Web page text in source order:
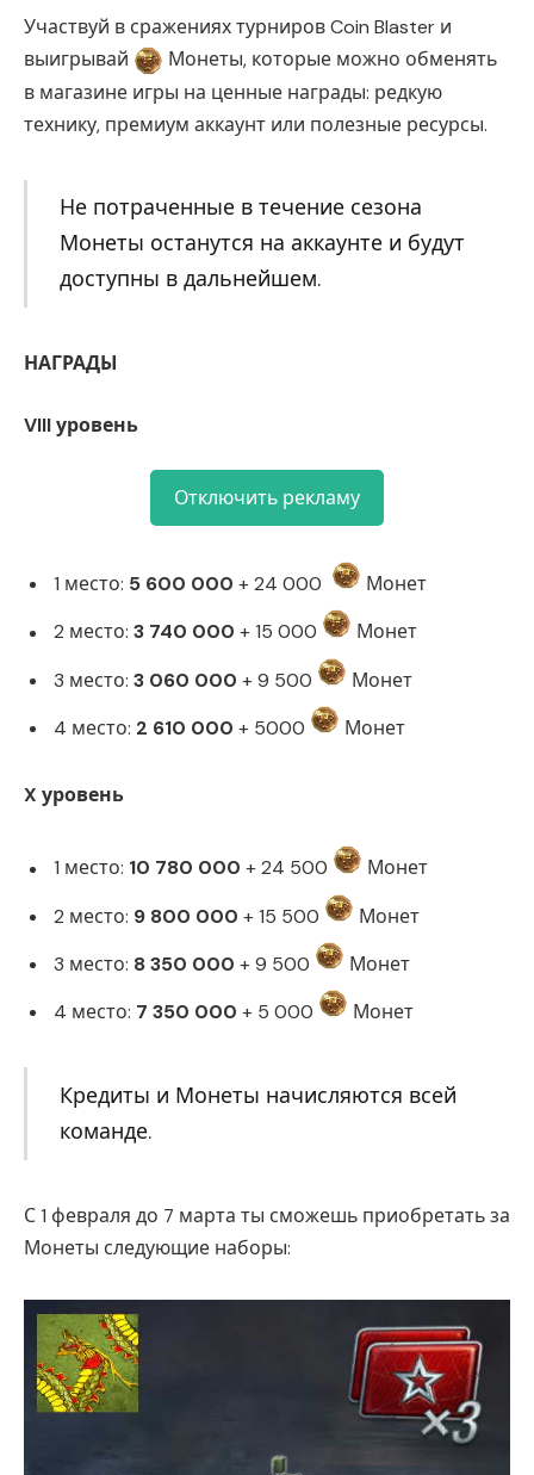
Участвуй в сражениях турниров Coin Blaster и
выигрывай
Монеты, которые можно обменять
в магазине игры на ценные награды: редкую
технику, премиум аккаунт или полезные ресурсы.
Не потраченные в течение сезона
Монеты останутся на аккаунте и будут
доступны в дальнейшем.
НАГРАДЫ
VIII уровень
Отключить рекламу
1 место: 5 600 000 + 24 000
Монет
2 место: 3 740 000 + 15 000
Монет
3 место: 3 060 000 + 9 500
Монет
4 место: 2 610 000 + 5000 Монет
X уровень
1 место: 10 780 000 + 24 500
Монет
2 место: 9 800 000 + 15 500
Монет
3 место: 8 350 000 + 9 500
Монет
4 место: 7 350 000 + 5 000 Монет
Кредиты и Монеты начисляются всей
команде.
С 1 февраля до 7 марта ты сможешь приобретать за
Монеты следующие наборы: